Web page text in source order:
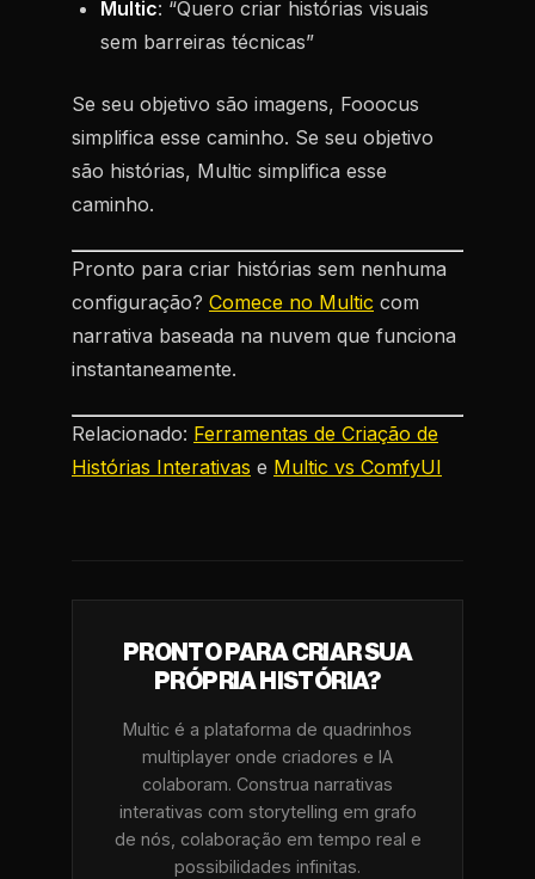
Multic: “Quero criar histórias visuais
sem barreiras técnicas”
Se seu objetivo são imagens, Fooocus
simplifica esse caminho. Se seu objetivo
são histórias, Multic simplifica esse
caminho.
Pronto para criar histórias sem nenhuma
configuração? Comece no Multic com
narrativa baseada na nuvem que funciona
instantaneamente.
Relacionado: Ferramentas de Criação de
Histórias Interativas e Multic vs ComfyUI
PRONTO PARA CRIAR SUA
PRÓPRIA HISTÓRIA?
Multic é a plataforma de quadrinhos
multiplayer onde criadores e IA
colaboram. Construa narrativas
interativas com storytelling em grafo
de nós, colaboração em tempo real e
possibilidades infinitas.